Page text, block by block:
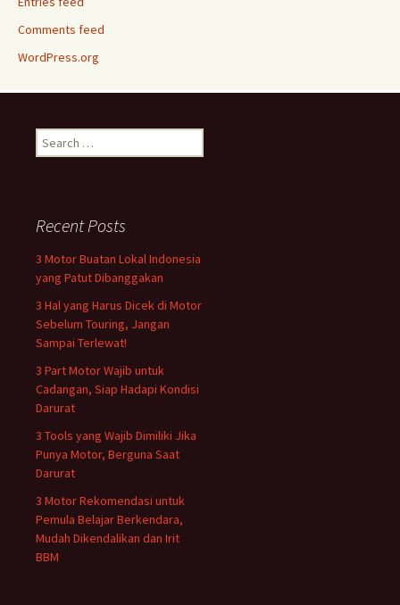
Comments feed
WordPress.org
Search
for:
Recent Posts
3 Motor Buatan Lokal Indonesia
yang Patut Dibanggakan
3 Hal yang Harus Dicek di Motor
Sebelum Touring, Jangan
Sampai Terlewat!
3 Part Motor Wajib untuk
Cadangan, Siap Hadapi Kondisi
Darurat
3 Tools yang Wajib Dimiliki Jika
Punya Motor, Berguna Saat
Darurat
3 Motor Rekomendasi untuk
Pemula Belajar Berkendara,
Mudah Dikendalikan dan Irit
BBM